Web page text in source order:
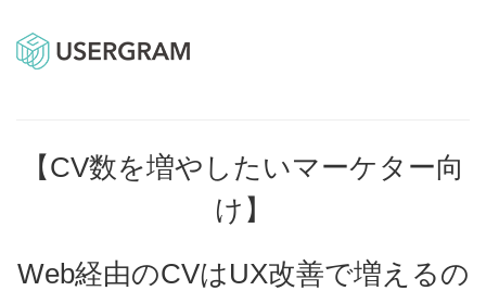
【CV数を増やしたいマーケター向
け】
Web経由のCVはUX改善で増えるの